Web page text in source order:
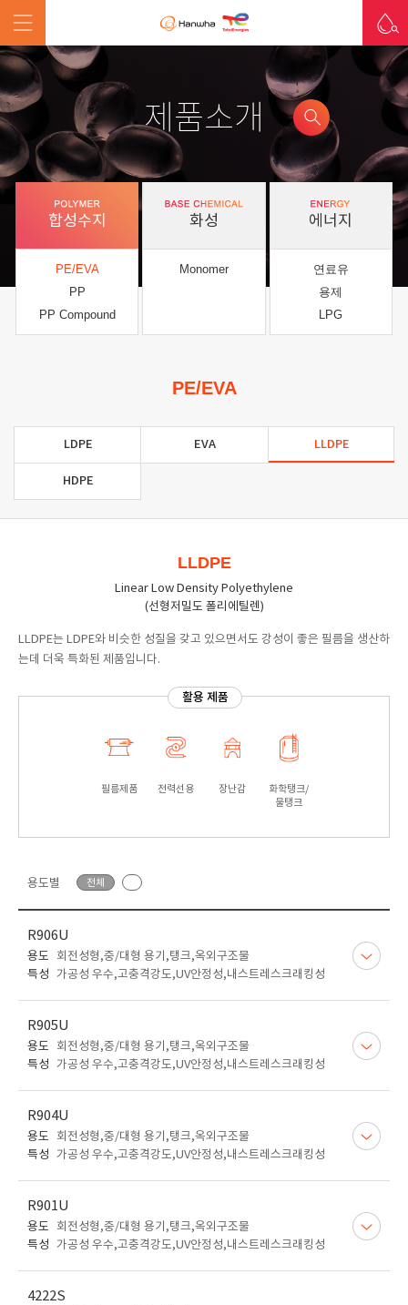
제품소개
합성수지
PE/EVA
PP
PP Compound
화성
Monomer
에너지
연료유
용제
LPG
PE/EVA
LDPE EVA LLDPE
HDPE
LLDPE
Linear Low Density Polyethylene
(선형저밀도 폴리에틸렌)
LLDPE는 LDPE와 비슷한 성질을 갖고 있으면서도 강성이 좋은 필름을 생산하
는데 더욱 특화된 제품입니다.
활용 제품
필름제품 전력선용 장난감
화학탱크/
물탱크
용도별 전체
R906U
용도
회전성형,중/대형 용기,탱크,옥외구조물
특성 가공성 우수,고충격강도,UV안정성,내스트레스크래킹성
R905U
용도
회전성형,중/대형 용기,탱크,옥외구조물
특성 가공성 우수,고충격강도,UV안정성,내스트레스크래킹성
R904U
용도
회전성형,중/대형 용기,탱크,옥외구조물
특성 가공성 우수,고충격강도,UV안정성,내스트레스크래킹성
R901U
용도
회전성형,중/대형 용기,탱크,옥외구조물
특성 가공성 우수,고충격강도,UV안정성,내스트레스크래킹성
4222S